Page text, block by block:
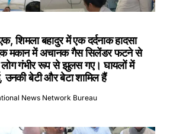
शिमला बहादुर में एक दर्दनाक हादसा
मकान में अचानक गैस सिलेंडर फटने से
लोग गंभीर रूप से झुलस गए। घायलों में
उनकी बेटी और बेटा शामिल हैं
News Network Bureau